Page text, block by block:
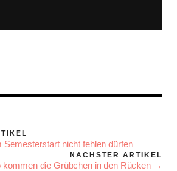
nicht fehlen dürfen
NÄCHSTER ARTIKEL
kommen die Grübchen in den Rücken →